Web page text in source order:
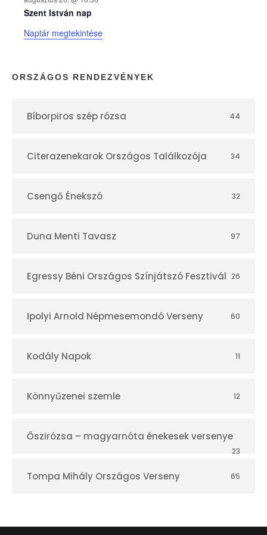
n
a
p
r
Szent István nap
Naptár megtekintése
ORSZÁGOS RENDEZVÉNYEK
Bíborpiros szép rózsa 44
Citerazenekarok Országos Találkozója 34
Csengő Énekszó 32
Duna Menti Tavasz 97
Egressy Béni Országos Színjátszó Fesztivál 26
Ipolyi Arnold Népmesemondó Verseny 60
Kodály Napok 11
Könnyűzenei szemle 12
Őszirózsa – magyarnóta énekesek versenye
23
Tompa Mihály Országos Verseny 65